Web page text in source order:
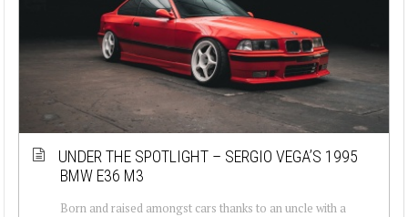
UNDER THE SPOTLIGHT – SERGIO VEGA’S 1995
BMW E36 M3
Born and raised amongst cars thanks to an uncle with a